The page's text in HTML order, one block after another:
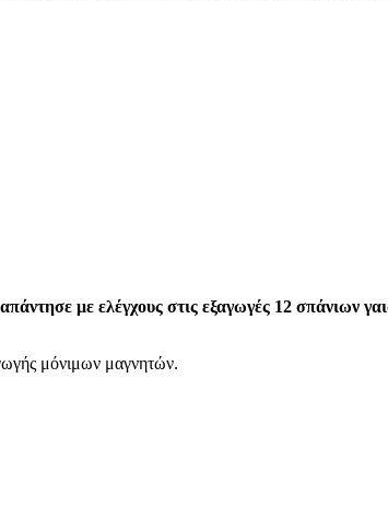
με ελέγχους στις εξαγωγές 12 σπάνιων
μόνιμων μαγνητών.